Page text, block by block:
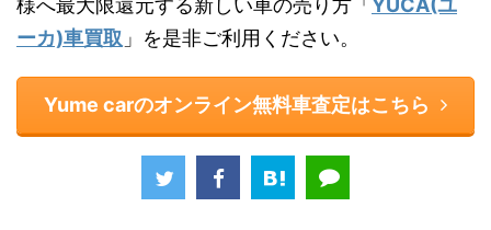
様へ最大限還元する新しい車の売り方「 YUCA(ユ
ーカ)車買取 」を是非ご利用ください。
Yume carのオンライン無料車査定はこちら